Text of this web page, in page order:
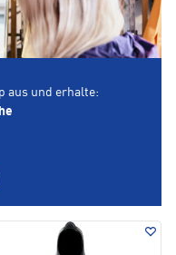
aus und erhalte: